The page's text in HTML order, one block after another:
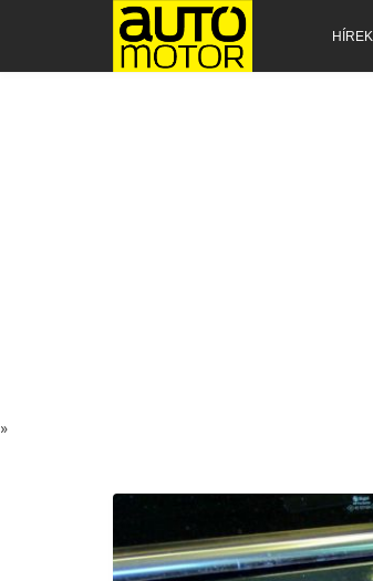
HÍREK
»